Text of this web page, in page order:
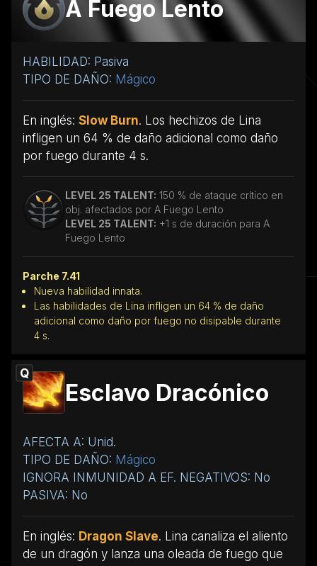
A Fuego Lento
HABILIDAD: Pasiva
TIPO DE DAÑO: Mágico
En inglés: Slow Burn. Los hechizos de Lina
infligen un 64 % de daño adicional como daño
por fuego durante 4 s.
LEVEL 25 TALENT: 150 % de ataque crítico en
obj. afectados por A Fuego Lento
LEVEL 25 TALENT: +1 s de duración para A
Fuego Lento
Parche 7.41
Nueva habilidad innata.
Las habilidades de Lina infligen un 64 % de daño
adicional como daño por fuego no disipable durante
4 s.
Q
Esclavo Dracónico
AFECTA A: Unid.
TIPO DE DAÑO: Mágico
IGNORA INMUNIDAD A EF. NEGATIVOS: No
PASIVA: No
En inglés: Dragon Slave. Lina canaliza el aliento
de un dragón y lanza una oleada de fuego que